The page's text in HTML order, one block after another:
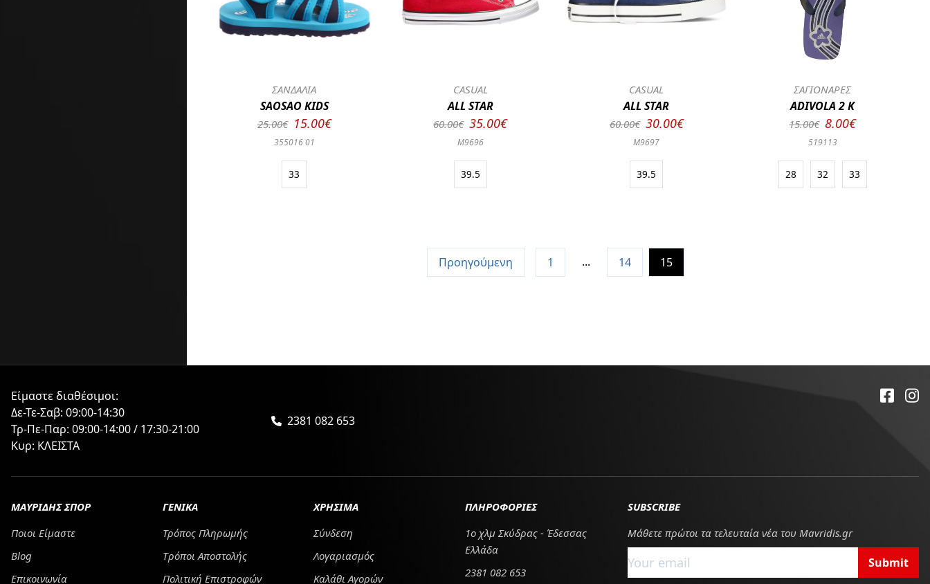
ΣΑΝΔΑΛΙΑ
SAOSAO KIDS
25.00€ 15.00€
355016 01
33
CASUAL
ALL STAR
60.00€ 35.00€
M9696
39.5
CASUAL
ALL STAR
60.00€ 30.00€
M9697
39.5
ΣΑΓΙΟΝΑΡΕΣ
ADIVOLA 2 K
15.00€ 8.00€
519113
28 32 33
Προηγούμενη 1 ... 14 15
Είμαστε διαθέσιμοι:
Δε-Τε-Σαβ: 09:00-14:30
Τρ-Πε-Παρ: 09:00-14:00 / 17:30-21:00
Κυρ: ΚΛΕΙΣΤΑ
2381 082 653
ΜΑΥΡΙΔΗΣ ΣΠΟΡ
Ποιοι Είμαστε
Blog
Επικοινωνία
ΓΕΝΙΚΑ
Τρόπος Πληρωμής
Tρόποι Αποστολής
Πολιτική Επιστροφών
ΧΡΗΣΙΜΑ
Σύνδεση
Λογαριασμός
Καλάθι Αγορών
ΠΛΗΡΟΦΟΡΙΕΣ
1ο χλμ Σκύδρας - Έδεσσας
Ελλάδα
2381 082 653
SUBSCRIBE
Μάθετε πρώτοι τα τελευταία νέα του Mavridis.gr
Submit